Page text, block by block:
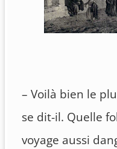
– Voilà bien le
se dit-il. Quelle
voyage aussi